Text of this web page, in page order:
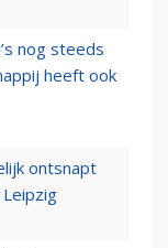
nog steeds
heeft ook
ontsnapt
Leipzig